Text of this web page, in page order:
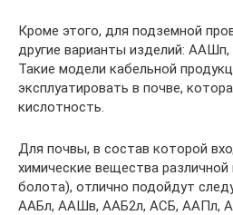
Кроме этого, для подземной
другие варианты изделий:
Такие модели кабельной
эксплуатировать в почве,
кислотность.
Для почвы, в состав которой
химические вещества
болота), отлично подойдут
ААБл, ААШв, ААБ2л, АСБ, ААПл,